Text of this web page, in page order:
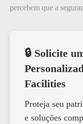
percebem que a
🔒 Solicite
Facilities
Proteja seu
e soluções